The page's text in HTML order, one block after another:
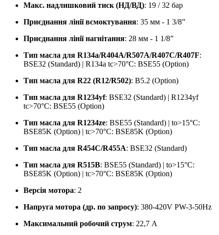
Макс. надлишковий тиск (НД/ВД): 19 / 32 бар
Приєднання лінії всмоктування: 35 мм - 1 3/8”
Приєднання лінії нагнітання: 28 мм - 1 1/8”
Тип масла для R134a/R404A/R507A/R407C/R407F:
BSE32 (Standard) | R134a tc>70°C: BSE55 (Option)
Тип масла для R22 (R12/R502): B5.2 (Option)
Тип масла для R1234yf: BSE32 (Standard) | R1234yf
tc>70°C: BSE55 (Option)
Тип масла для R1234ze: BSE55 (Standard) | to>15°C:
BSE85K (Option) | tc>70°C: BSE85K (Option)
Тип масла для R454C/R455A: BSE32 (Standard)
Тип масла для R515B: BSE55 (Standard) | to>15°C:
BSE85K (Option) | tc>70°C: BSE85K (Option)
Версія мотора: 2
Напруга мотора (др. по запросу): 380-420V PW-3-50Hz
Максимальний робочий струм: 22,7 A